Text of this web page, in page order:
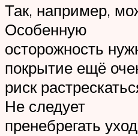
Так, например,
Особенную
осторожность
покрытие ещё
риск
Не следует
пренебрегать